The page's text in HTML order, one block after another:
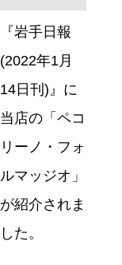
『岩手日報
(2022年1月
14日刊)』に
当店の「ペコ
リーノ・フォ
ルマッジオ」
が紹介されま
した。